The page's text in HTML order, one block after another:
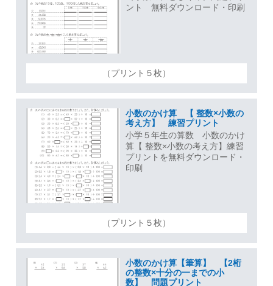
ント 無料ダウンロード・印刷
（プリント５枚）
小数のかけ算 【 整数×小数の
考え方】 練習プリント
小学５年生の算数 小数のかけ
算【 整数×小数の考え方】練習
プリントを無料ダウンロード・
印刷
（プリント５枚）
小数のかけ算【筆算】 【2桁
の整数×十分の一までの小
数】 問題プリント